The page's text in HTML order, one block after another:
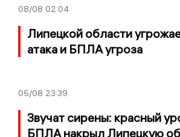
08/08 02:04
Липецкой области
атака и БПЛА угроза
05/08 23:39
Звучат сирены: красный
БПЛА накрыл Липецкую